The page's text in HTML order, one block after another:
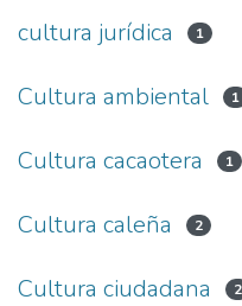
cultura jurídica 1
Cultura ambiental 1
Cultura cacaotera 1
Cultura caleña 2
Cultura ciudadana 2